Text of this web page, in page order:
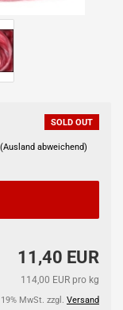
SOLD OUT
(Ausland abweichend)
11,40 EUR
114,00 EUR pro kg
MwSt. zzgl. Versand